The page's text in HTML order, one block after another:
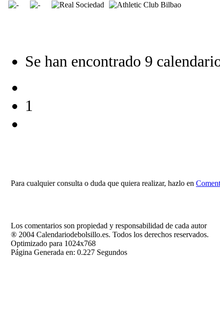
Se han encontrado 9
1
Para cualquier consulta o duda que quiera realizar, hazlo en
Los comentarios son propiedad y responsabilidad de cada autor
® 2004 Calendariodebolsillo.es. Todos los derechos reservados.
Optimizado para 1024x768
Página Generada en: 0.227 Segundos